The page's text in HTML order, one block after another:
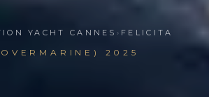
YACHT CANNES › FELICITA
2025